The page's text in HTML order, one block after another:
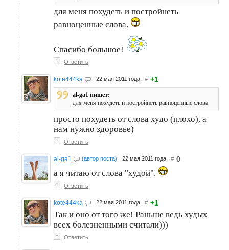
для меня похудеть и постройнеть
равноценные слова.
Спасибо большое!
↑ Ответить
kote444ka 22 мая 2011 года # +1
al-ga1 пишет:
для меня похудеть и постройнеть равноценные слова
просто похудеть от слова худо (плохо), а
нам нужно здоровье)
↑ Ответить
al-ga1 (автор поста) 22 мая 2011 года # 0
а я читаю от слова "худой".
↑ Ответить
kote444ka 22 мая 2011 года # +1
Так и оно от того же! Раньше ведь худых
всех болезненными считали)))
↑ Ответить